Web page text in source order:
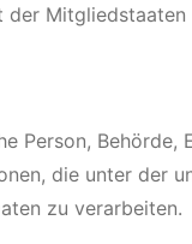
Person,
die unter der
zu verarbeiten.